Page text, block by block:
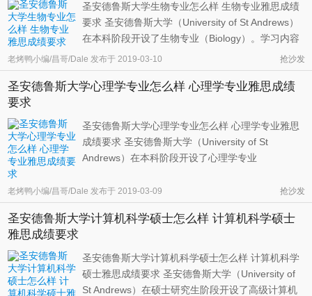
圣安德鲁斯大学生物专业怎么样 生物专业雅思成绩
要求 圣安德鲁斯大学（University of St Andrews）
在本科阶段开设了生物专业（Biology）。学习内容
包括研究各个层面的生物组织，从病毒复制的分子
生物学，到研究自然栖息地中的动物和植物。生物
专业也触及到当代生活的方方面面，从药物设计到
老烤鸭小编/昌哥/Dale 发布于 2019-03-10 抢沙发
圣安德鲁斯大学心理学专业怎么样 心理学专业雅思成绩
要求
圣安德鲁斯大学心理学专业怎么样 心理学专业雅思
成绩要求 圣安德鲁斯大学（University of St
Andrews）在本科阶段开设了心理学专业
解到心理学家们研究的各个领域，包括知觉心理
学、认知心理学、动机心理学和行为心理学等。学
生将打下坚实的理论基础，并深入接触当代心理学
老烤鸭小编/昌哥/Dale 发布于 2019-03-09 抢沙发
圣安德鲁斯大学计算机科学硕士怎么样 计算机科学硕士
雅思成绩要求
圣安德鲁斯大学计算机科学硕士怎么样 计算机科学
硕士雅思成绩要求 圣安德鲁斯大学（University of
St Andrews）在硕士研究生阶段开设了高级计算机